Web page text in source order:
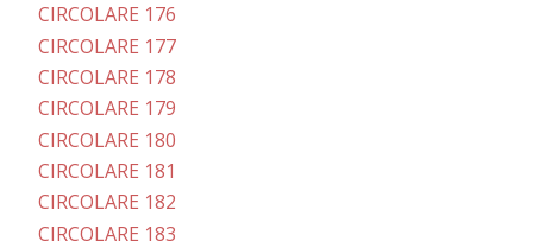
CIRCOLARE 176
CIRCOLARE 177
CIRCOLARE 178
CIRCOLARE 179
CIRCOLARE 180
CIRCOLARE 181
CIRCOLARE 182
CIRCOLARE 183